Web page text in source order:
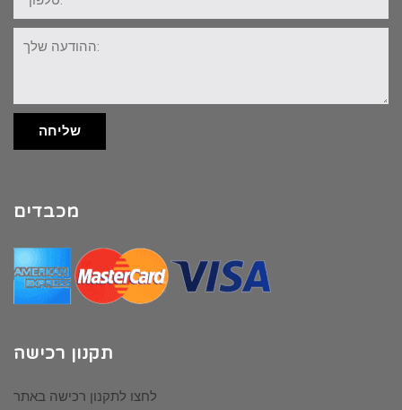
ההודעה
שלך:
שליחה
מכבדים
תקנון רכישה
לחצו לתקנון רכישה באתר